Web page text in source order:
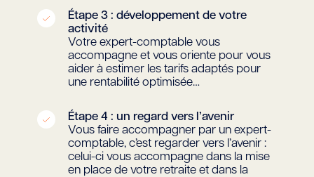
Étape 3 : développement de votre
activité
Votre expert-comptable vous
accompagne et vous oriente pour vous
aider à estimer les tarifs adaptés pour
une rentabilité optimisée…
Étape 4 : un regard vers l’avenir
Vous faire accompagner par un expert-
comptable, c’est regarder vers l’avenir :
celui-ci vous accompagne dans la mise
en place de votre retraite et dans la